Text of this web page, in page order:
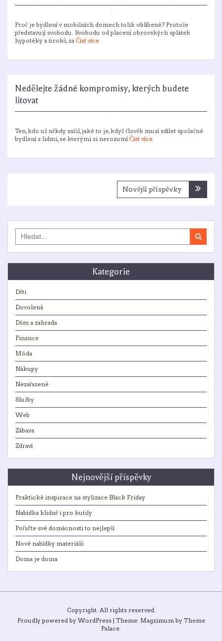
Proč je bydlení v mobilních domech tolik oblíbené? Protože
představují svobodu. Svobodu od placení obrovských splátek
hypotéky a úroků, za Číst více
Nedělejte žádné kompromisy, kterých budete
litovat
Ten, kdo už někdy zažil, jaké to je, když člověk musí sdílet společné
bydlení s lidmi, se kterými si nerozumí Číst více
Novější příspěvky
for:
Kategorie
Děti
Dovolená
Dům a zahrada
Finance
Móda
Nákupy
Nezařazené
Služby
Web
Zábava
Zdraví
Nejnovější příspěvky
Praktické inspirace na stylizace Black Friday
Nabídka klidně i pro kutily
Pořiďte své domácnosti to nejlepší
Nové nabídky materiálů
Doma je doma
Copyright. All rights reserved.
Proudly powered by WordPress | Theme: Magzimum by Theme
Palace